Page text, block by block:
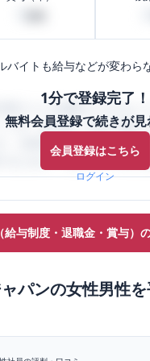
イトも給与などが変わら
1分で登録完了！
無料会員登録で続きが
会員登録はこちら
ログイン
口コミの閲覧ができるよ
です。給与面・女性の働き
。先輩社員（元社員）の口
るために、ぜひサイトをご
給与制度・退職金・賞与）
パンの女性男性を